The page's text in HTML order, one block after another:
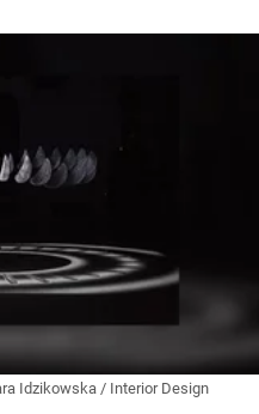
Idzikowska / Interior Design